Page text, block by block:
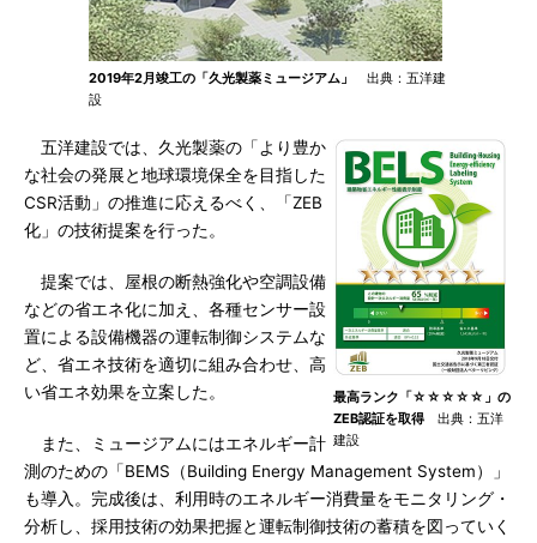
2019年2月竣工の「久光製薬ミュージアム」
出典：五洋建
設
最高ランク「☆☆☆☆☆」の
ZEB認証を取得 出典：五洋
建設
五洋建設では、久光製薬の「より豊か
な社会の発展と地球環境保全を目指した
CSR活動」の推進に応えるべく、「ZEB
化」の技術提案を行った。
提案では、屋根の断熱強化や空調設備
などの省エネ化に加え、各種センサー設
置による設備機器の運転制御システムな
ど、省エネ技術を適切に組み合わせ、高
い省エネ効果を立案した。
また、ミュージアムにはエネルギー計
測のための「BEMS（Building Energy Management System）」
も導入。完成後は、利用時のエネルギー消費量をモニタリング・
分析し、採用技術の効果把握と運転制御技術の蓄積を図っていく